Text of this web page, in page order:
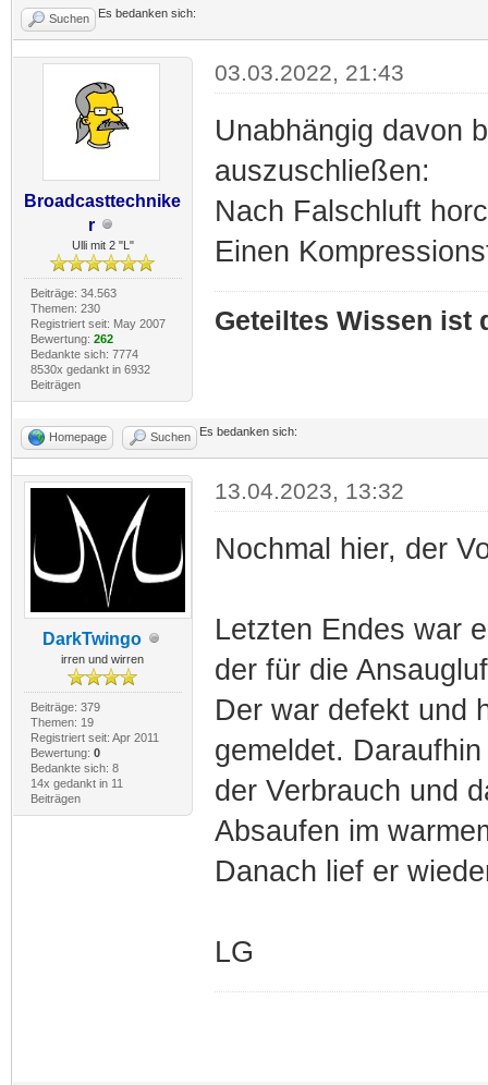
Suchen Es bedanken sich:
Broadcasttechnike
r
Ulli mit 2 "L"
Beiträge: 34.563
Themen: 230
Registriert seit: May 2007
Bewertung: 262
Bedankte sich: 7774
8530x gedankt in 6932
Beiträgen
03.03.2022, 21:43
Unabhängig davon
auszuschließen:
Nach Falschluft
Einen
Geteiltes Wissen ist
Homepage Suchen Es bedanken sich:
DarkTwingo
irren und wirren
Beiträge: 379
Themen: 19
Registriert seit: Apr 2011
Bewertung: 0
Bedankte sich: 8
14x gedankt in 11
Beiträgen
13.04.2023, 13:32
Nochmal hier, der
Letzten Endes war
der für die
Der war defekt und
gemeldet.
der Verbrauch und
Absaufen im
Danach lief er
LG